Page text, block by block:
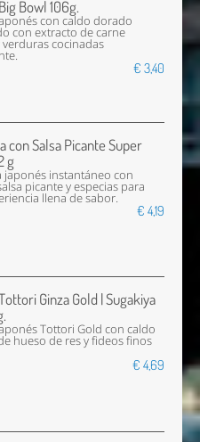
Bowl 106g.
con caldo dorado
con extracto de carne
verduras cocinadas
€ 3,40
con Salsa Picante Super
g
japonés instantáneo con
picante y especias para
llena de sabor.
€ 4,19
Ginza Gold | Sugakiya
Tottori Gold con caldo
hueso de res y fideos finos
€ 4,69